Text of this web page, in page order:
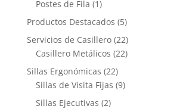
Postes de Fila (1)
Productos Destacados (5)
Servicios de Casillero (22)
Casillero Metálicos (22)
Sillas Ergonómicas (22)
Sillas de Visita Fijas (9)
Sillas Ejecutivas (2)